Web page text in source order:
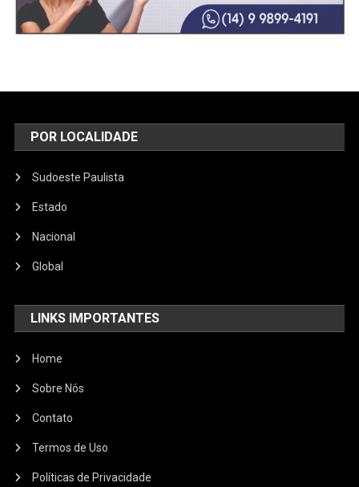
POR LOCALIDADE
Sudoeste Paulista
Estado
Nacional
Global
LINKS IMPORTANTES
Home
Sobre Nós
Contato
Termos de Uso
Políticas de Privacidade